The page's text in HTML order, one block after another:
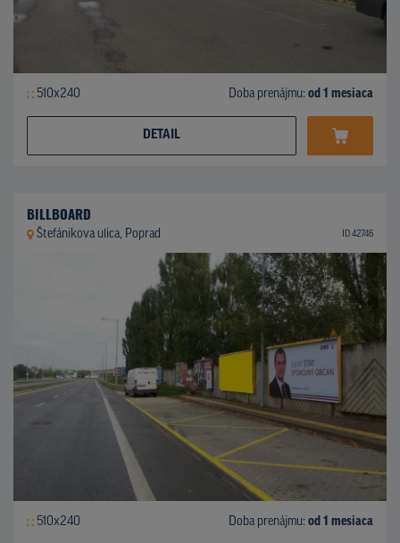
510x240 Doba prenájmu: od 1 mesiaca
DETAIL
BILLBOARD
Štefánikova ulica, Poprad ID 42746
510x240 Doba prenájmu: od 1 mesiaca